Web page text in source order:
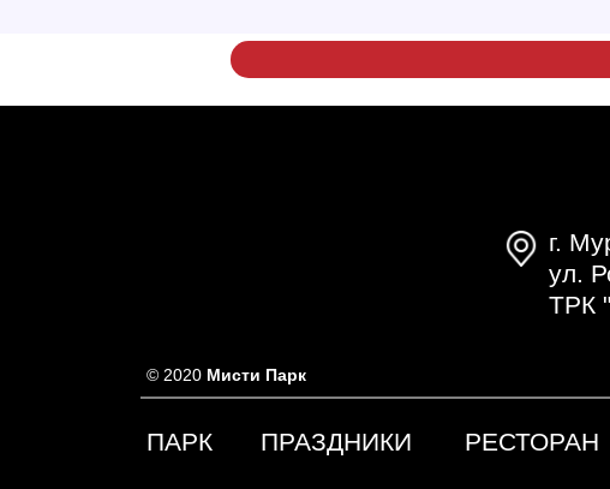
г.
ул.
ТРК
© 2020 Мисти Парк
ПАРК ПРАЗДНИКИ РЕСТОРАН